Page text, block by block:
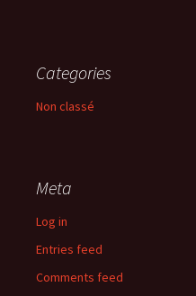
Categories
Non classé
Meta
Log in
Entries feed
Comments feed